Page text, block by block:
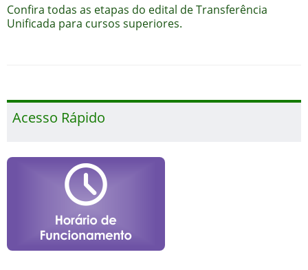
Confira todas as etapas do edital de Transferência
Unificada para cursos superiores.
Acesso Rápido